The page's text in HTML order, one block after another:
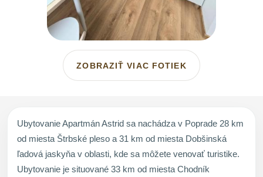
ZOBRAZIŤ VIAC FOTIEK
Ubytovanie Apartmán Astrid sa nachádza v Poprade 28 km
od miesta Štrbské pleso a 31 km od miesta Dobšinská
ľadová jaskyňa v oblasti, kde sa môžete venovať turistike.
Ubytovanie je situované 33 km od miesta Chodník